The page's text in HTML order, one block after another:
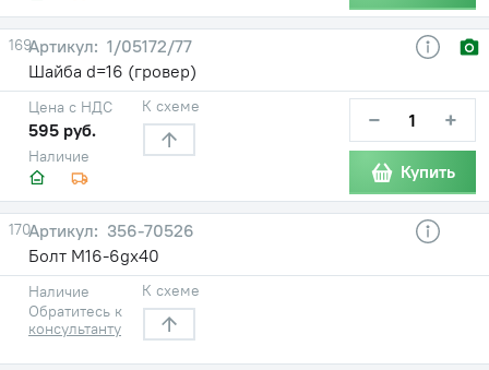
169
1/05172/77
Шайба d=16 (гровер)
Наличие
Цена с НДС
595 руб.
К схеме − +
Купить
170
356-70526
Болт М16-6gх40
Наличие
Обратитесь к
консультанту
К схеме